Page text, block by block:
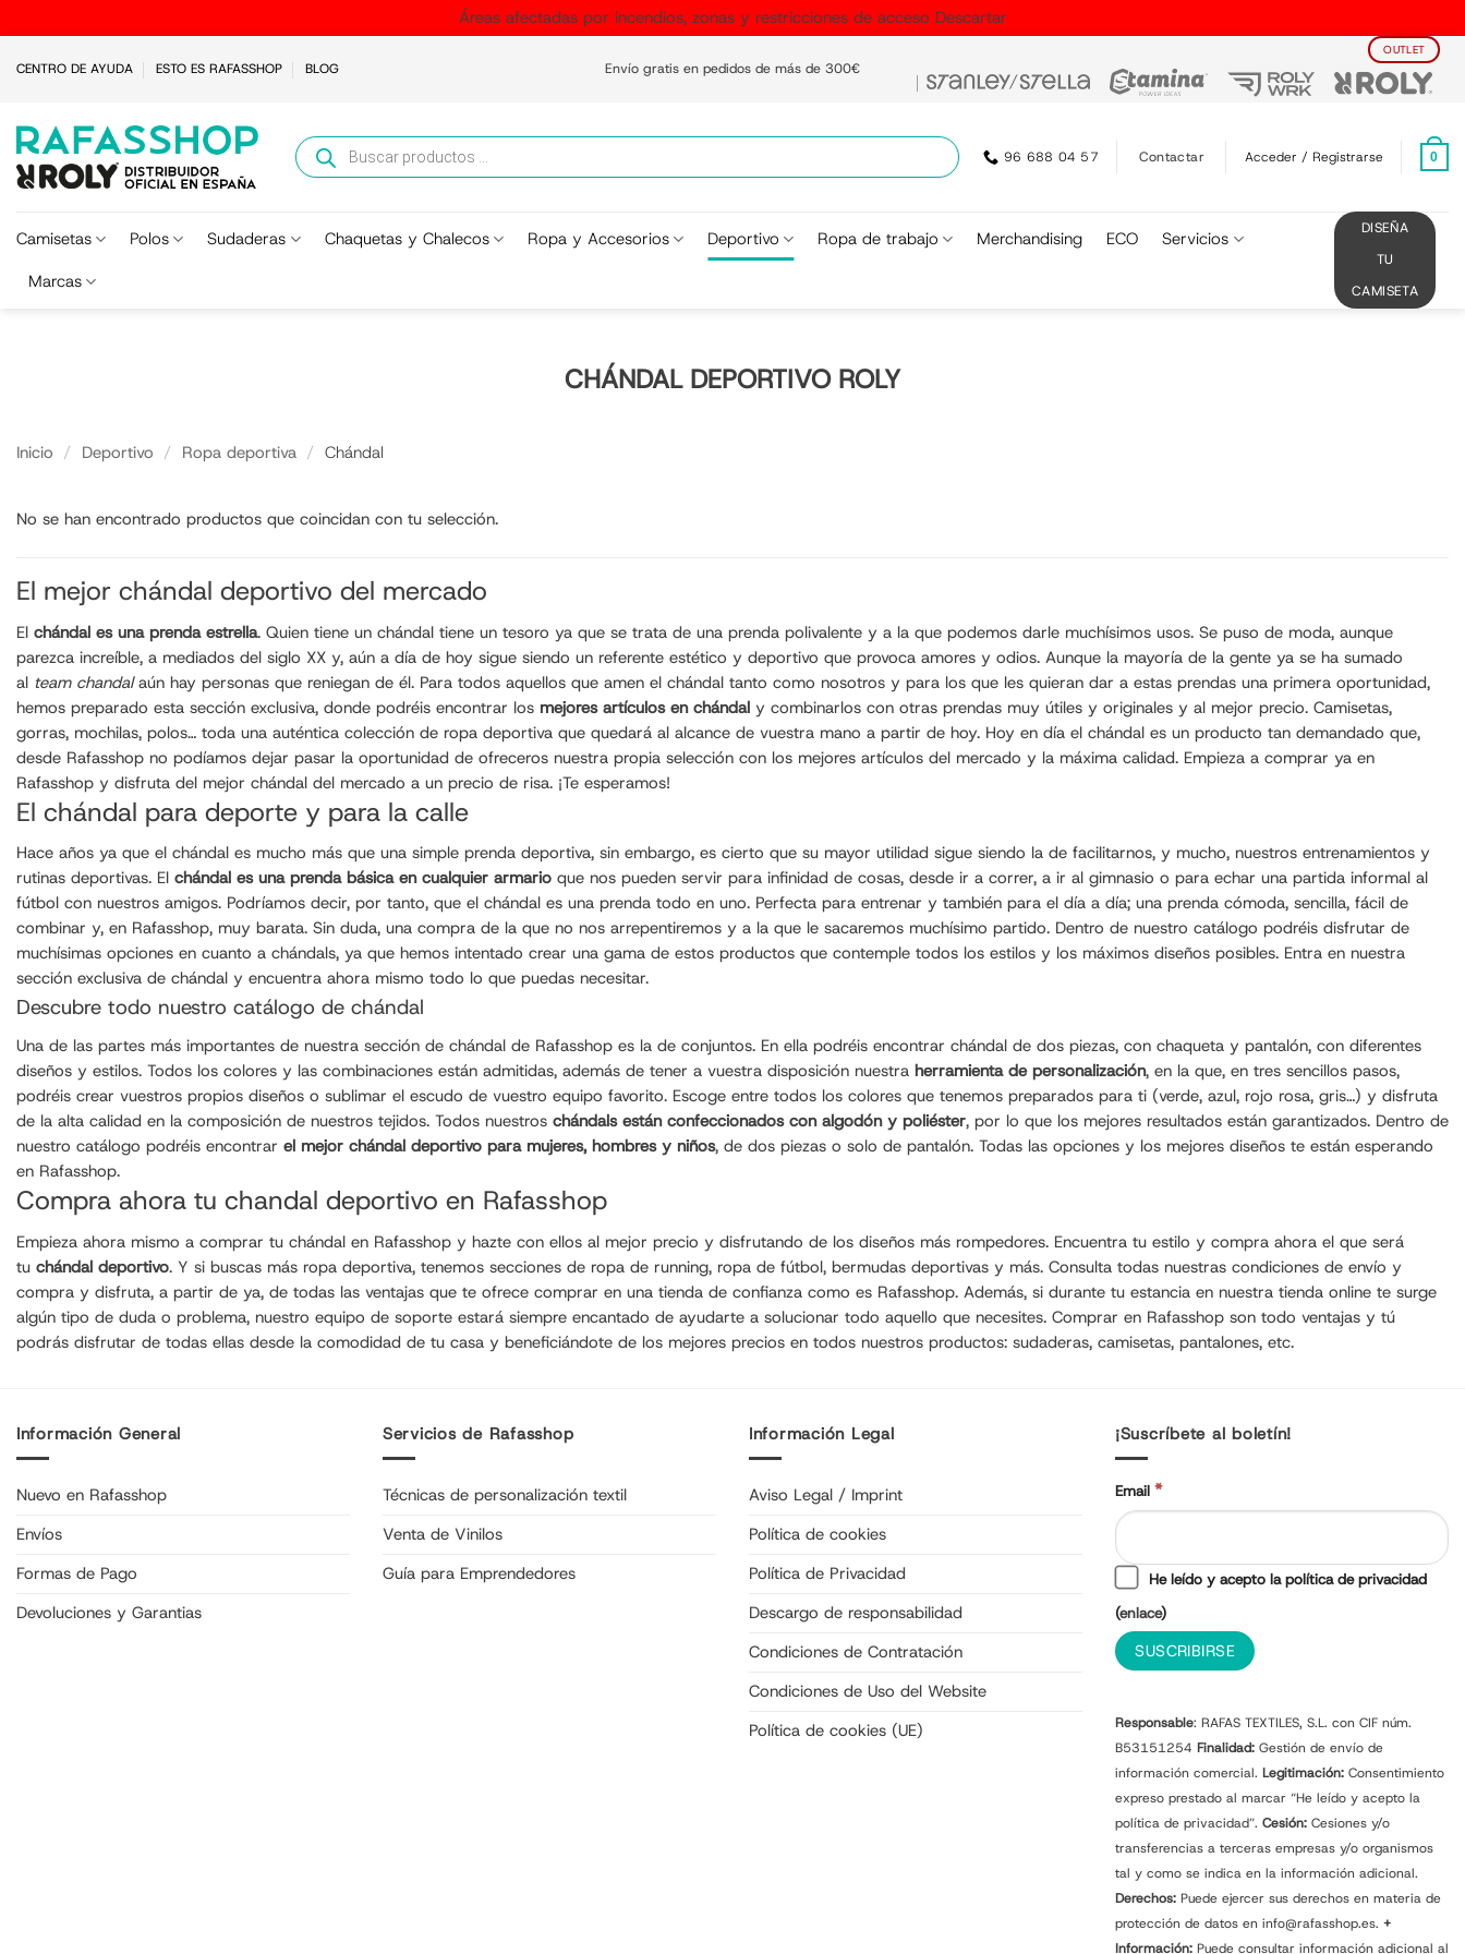
Áreas afectadas por incendios, zonas y restricciones de acceso Descartar
CENTRO DE AYUDA ESTO ES RAFASSHOP BLOG Envío gratis en pedidos de más de 300€
OUTLET
Búsqueda
de
productos
96 688 04 57 Contactar Acceder / Registrarse 0
Camisetas Polos Sudaderas Chaquetas y Chalecos Ropa y Accesorios Deportivo Ropa de trabajo Merchandising ECO
Servicios
Marcas
DISEÑA
TU
CAMISETA
CHÁNDAL DEPORTIVO ROLY
Inicio / Deportivo / Ropa deportiva / Chándal
No se han encontrado productos que coincidan con tu selección.
El mejor chándal deportivo del mercado
El chándal es una prenda estrella. Quien tiene un chándal tiene un tesoro ya que se trata de una prenda polivalente y a la que podemos darle muchísimos usos. Se puso de moda, aunque
parezca increíble, a mediados del siglo XX y, aún a día de hoy sigue siendo un referente estético y deportivo que provoca amores y odios. Aunque la mayoría de la gente ya se ha sumado
al team chandalaún hay personas que reniegan de él. Para todos aquellos que amen el chándal tanto como nosotros y para los que les quieran dar a estas prendas una primera oportunidad,
hemos preparado esta sección exclusiva, donde podréis encontrar los mejores artículos en chándal y combinarlos con otras prendas muy útiles y originales y al mejor precio. Camisetas,
gorras, mochilas, polos… toda una auténtica colección de ropa deportiva que quedará al alcance de vuestra mano a partir de hoy. Hoy en día el chándal es un producto tan demandado que,
desde Rafasshop no podíamos dejar pasar la oportunidad de ofreceros nuestra propia selección con los mejores artículos del mercado y la máxima calidad. Empieza a comprar ya en
Rafasshop y disfruta del mejor chándal del mercado a un precio de risa. ¡Te esperamos!
El chándal para deporte y para la calle
Hace años ya que el chándal es mucho más que una simple prenda deportiva, sin embargo, es cierto que su mayor utilidad sigue siendo la de facilitarnos, y mucho, nuestros entrenamientos y
rutinas deportivas. El chándal es una prenda básica en cualquier armario que nos pueden servir para infinidad de cosas, desde ir a correr, a ir al gimnasio o para echar una partida informal al
fútbol con nuestros amigos. Podríamos decir, por tanto, que el chándal es una prenda todo en uno. Perfecta para entrenar y también para el día a día; una prenda cómoda, sencilla, fácil de
combinar y, en Rafasshop, muy barata. Sin duda, una compra de la que no nos arrepentiremos y a la que le sacaremos muchísimo partido. Dentro de nuestro catálogo podréis disfrutar de
muchísimas opciones en cuanto a chándals, ya que hemos intentado crear una gama de estos productos que contemple todos los estilos y los máximos diseños posibles. Entra en nuestra
sección exclusiva de chándal y encuentra ahora mismo todo lo que puedas necesitar.
Descubre todo nuestro catálogo de chándal
Una de las partes más importantes de nuestra sección de chándal de Rafasshop es la de conjuntos. En ella podréis encontrar chándal de dos piezas, con chaqueta y pantalón, con diferentes
diseños y estilos. Todos los colores y las combinaciones están admitidas, además de tener a vuestra disposición nuestra herramienta de personalización, en la que, en tres sencillos pasos,
podréis crear vuestros propios diseños o sublimar el escudo de vuestro equipo favorito. Escoge entre todos los colores que tenemos preparados para ti (verde, azul, rojo rosa, gris…) y disfruta
de la alta calidad en la composición de nuestros tejidos. Todos nuestros chándals están confeccionados con algodón y poliéster, por lo que los mejores resultados están garantizados. Dentro de
nuestro catálogo podréis encontrar el mejor chándal deportivo para mujeres, hombres y niños, de dos piezas o solo de pantalón. Todas las opciones y los mejores diseños te están esperando
en Rafasshop.
Compra ahora tu chandal deportivo en Rafasshop
Empieza ahora mismo a comprar tu chándal en Rafasshop y hazte con ellos al mejor precio y disfrutando de los diseños más rompedores. Encuentra tu estilo y compra ahora el que será
tu chándal deportivo. Y si buscas más ropa deportiva, tenemos secciones de ropa de running, ropa de fútbol, bermudas deportivas y más. Consulta todas nuestras condiciones de envío y
compra y disfruta, a partir de ya, de todas las ventajas que te ofrece comprar en una tienda de confianza como es Rafasshop. Además, si durante tu estancia en nuestra tienda online te surge
algún tipo de duda o problema, nuestro equipo de soporte estará siempre encantado de ayudarte a solucionar todo aquello que necesites. Comprar en Rafasshop son todo ventajas y tú
podrás disfrutar de todas ellas desde la comodidad de tu casa y beneficiándote de los mejores precios en todos nuestros productos: sudaderas, camisetas, pantalones, etc.
Información General
Nuevo en Rafasshop
Envíos
Formas de Pago
Devoluciones y Garantias
Servicios de Rafasshop
Técnicas de personalización textil
Venta de Vinilos
Guía para Emprendedores
Información Legal
Aviso Legal / Imprint
Política de cookies
Política de Privacidad
Descargo de responsabilidad
Condiciones de Contratación
Condiciones de Uso del Website
Política de cookies (UE)
¡Suscríbete al boletín!
Email *
He leído y acepto la política de privacidad
(enlace)
Responsable: RAFAS TEXTILES, S.L. con CIF núm.
B53151254 Finalidad: Gestión de envío de
información comercial. Legitimación: Consentimiento
expreso prestado al marcar “He leído y acepto la
política de privacidad”. Cesión: Cesiones y/o
transferencias a terceras empresas y/o organismos
tal y como se indica en la información adicional.
Derechos: Puede ejercer sus derechos en materia de
protección de datos en info@rafasshop.es. +
Información: Puede consultar información adicional al